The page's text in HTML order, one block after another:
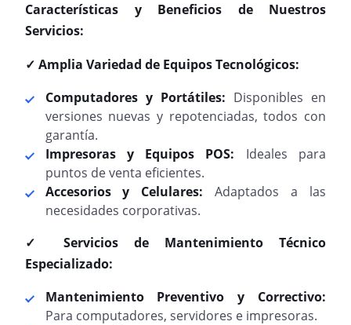
Características y Beneficios de Nuestros
Servicios:
✓ Amplia Variedad de Equipos Tecnológicos:
Computadores y Portátiles: Disponibles en
versiones nuevas y repotenciadas, todos con
garantía.
Impresoras y Equipos POS: Ideales para
puntos de venta eficientes.
Accesorios y Celulares: Adaptados a las
necesidades corporativas.
✓ Servicios de Mantenimiento Técnico
Especializado:
Mantenimiento Preventivo y Correctivo:
Para computadores, servidores e impresoras.